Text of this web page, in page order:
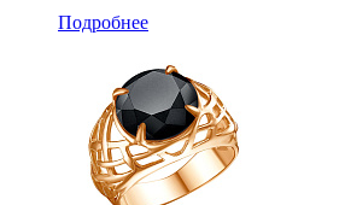
Подробнее